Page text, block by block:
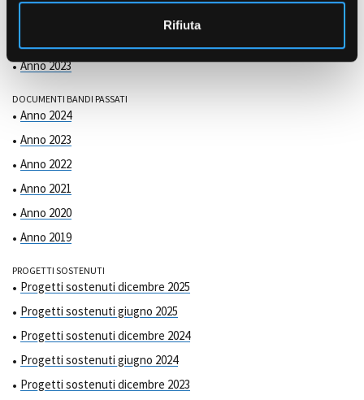
Rifiuta
Anno 2023
DOCUMENTI BANDI PASSATI
Anno 2024
Anno 2023
Anno 2022
Anno 2021
Anno 2020
Anno 2019
PROGETTI SOSTENUTI
Progetti sostenuti dicembre 2025
Progetti sostenuti giugno 2025
Progetti sostenuti dicembre 2024
Progetti sostenuti giugno 2024
Progetti sostenuti dicembre 2023